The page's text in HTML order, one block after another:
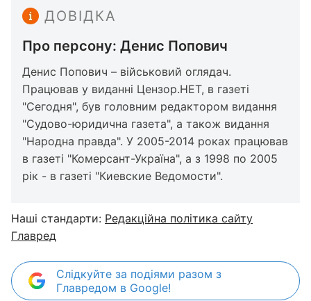
ДОВІДКА
Про персону: Денис Попович
Денис Попович – військовий оглядач.
Працював у виданні Цензор.НЕТ, в газеті
"Сегодня", був головним редактором видання
"Судово-юридична газета", а також видання
"Народна правда". У 2005-2014 роках працював
в газеті "Комерсант-Україна", а з 1998 по 2005
рік - в газеті "Киевские Ведомости".
Наші стандарти: Редакційна політика сайту
Главред
Слідкуйте за подіями разом з
Главредом в Google!